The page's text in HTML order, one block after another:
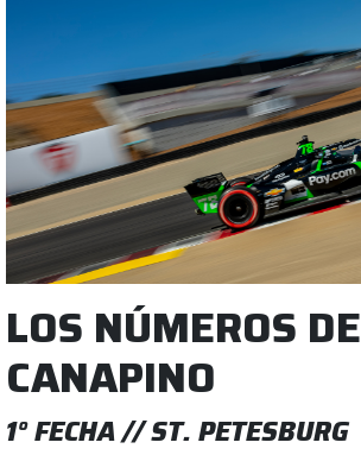
LOS NÚMEROS DE
CANAPINO
1° FECHA // ST. PETESBURG